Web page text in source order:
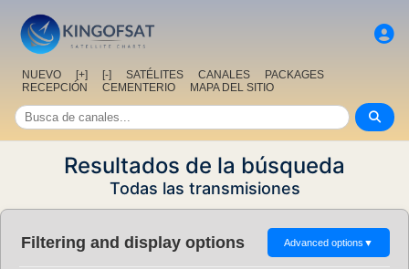
NUEVO [+] [-] SATÉLITES CANALES
PACKAGES
RECEPCIÓN
CEMENTERIO MAPA DEL SITIO
Resultados de la búsqueda
Todas las transmisiones
Filtering and display options Advanced options ▼